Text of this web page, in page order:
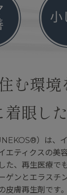
む環境
眼し
）は、
エティクスの美
た、再生医療で
ゲンとエラスチ
皮膚再生剤です｡